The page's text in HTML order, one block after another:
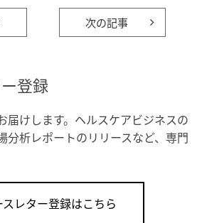
次の記事
登録
届けします。ヘルスケアビジネスの
分析レポートのリリースなど、専門
スレター登録はこちら